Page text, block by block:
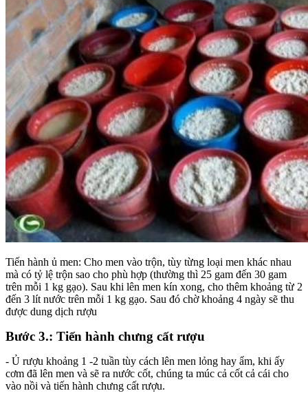
Tiến hành ủ men: Cho men vào trộn, tùy từng loại men khác nhau
mà có tỷ lệ trộn sao cho phù hợp (thường thì 25 gam đến 30 gam
trên mỗi 1 kg gạo). Sau khi lên men kín xong, cho thêm khoảng từ 2
đến 3 lít nước trên mỗi 1 kg gạo. Sau đó chờ khoảng 4 ngày sẽ thu
được dung dịch rượu
Bước 3.: Tiến hành chưng cất rượu
- Ủ rượu khoảng 1 -2 tuần tùy cách lên men lỏng hay ẩm, khi ấy
cơm đã lên men và sẽ ra nước cốt, chúng ta múc cả cốt cả cái cho
vào nồi và tiến hành chưng cất rượu.